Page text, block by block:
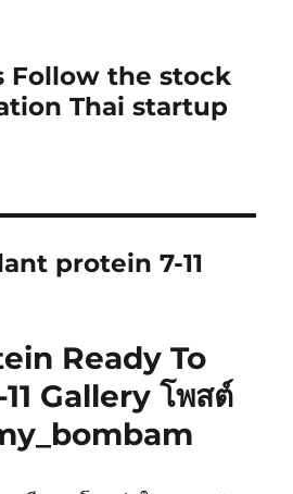
Follow the stock
Thai startup
protein 7-11
Ready To
Gallery โพสต์